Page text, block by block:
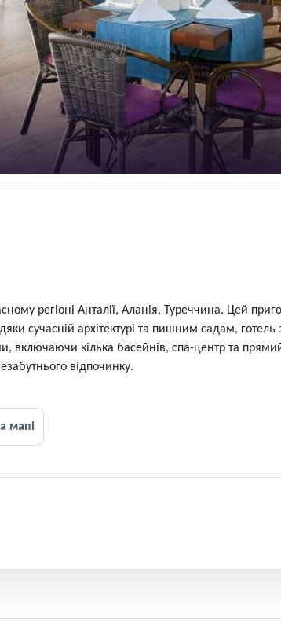
регіоні Анталії, Аланія, Туреччина. Цей
сучасній архітектурі та пишним садам,
включаючи кілька басейнів, спа-центр та
відпочинку.
мапі